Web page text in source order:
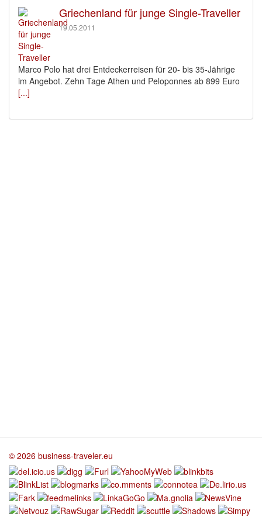
Griechenland für junge Single-Traveller
19.05.2011
Marco Polo hat drei Entdeckerreisen für 20- bis 35-Jährige
im Angebot. Zehn Tage Athen und Peloponnes ab 899 Euro
[...]
© 2026 business-traveler.eu